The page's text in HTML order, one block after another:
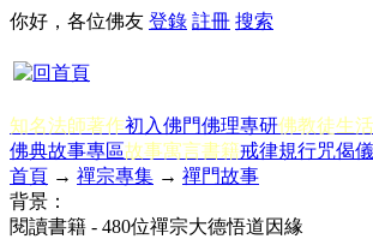
你好，各位佛友 登錄 註冊 搜索
知名法師著作初入佛門佛理專研佛教徒生活
佛典故事專區故事寓言書籍戒律規行咒偈
首頁 → 禪宗專集 → 禪門故事
背景：
閱讀書籍 - 480位禪宗大德悟道因緣